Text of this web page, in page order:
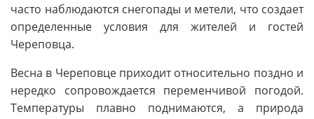
часто наблюдаются снегопады и метели, что создает
определенные условия для жителей и гостей
Череповца.
Весна в Череповце приходит относительно поздно и
нередко сопровождается переменчивой погодой.
Температуры плавно поднимаются, а природа